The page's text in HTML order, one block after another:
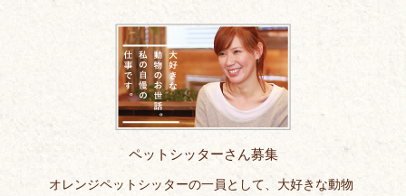
ペットシッターさん募集
オレンジペットシッターの一員として、大好きな動物